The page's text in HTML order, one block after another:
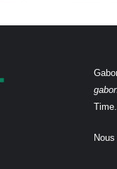
Time.